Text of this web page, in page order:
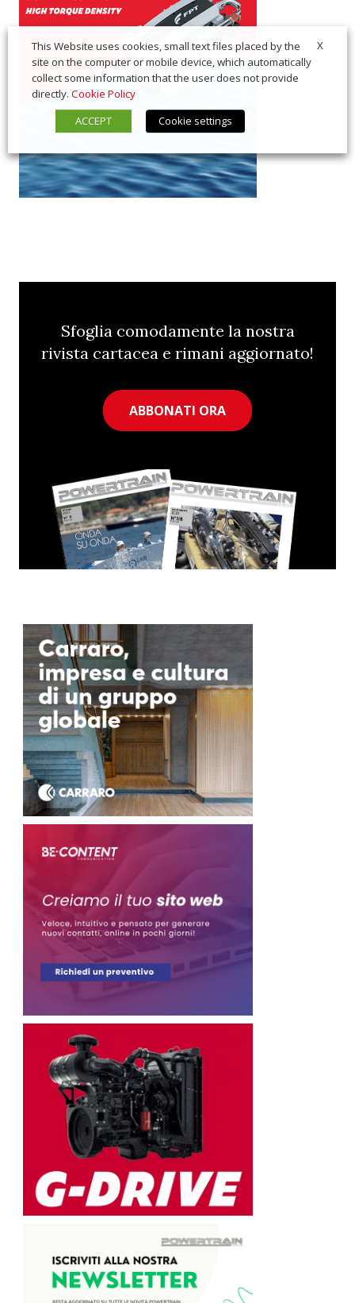
Sfoglia comodamente la nostra
rivista cartacea e rimani aggiornato!
ABBONATI ORA
X
This Website uses cookies, small text files placed by the
site on the computer or mobile device, which automatically
collect some information that the user does not provide
directly. Cookie Policy
ACCEPT
Cookie settings